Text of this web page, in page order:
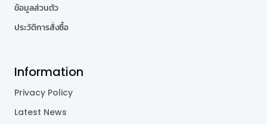
ข้อมูลส่วนตัว
ประวัติการสั่งซื้อ
Information
Privacy Policy
Latest News